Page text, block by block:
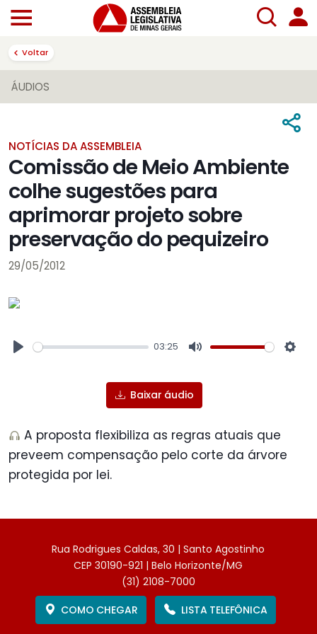
Voltar
ÁUDIOS
NOTÍCIAS DA ASSEMBLEIA
Comissão de Meio Ambiente
colhe sugestões para
aprimorar projeto sobre
preservação do pequizeiro
29/05/2012
03:25
Baixar áudio
A proposta flexibiliza as regras atuais que
preveem compensação pelo corte da árvore
protegida por lei.
Rua Rodrigues Caldas, 30 | Santo Agostinho
CEP 30190-921 | Belo Horizonte/MG
(31) 2108-7000
COMO CHEGAR
LISTA TELEFÔNICA